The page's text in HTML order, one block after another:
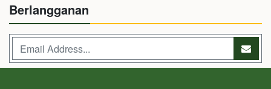
Berlangganan